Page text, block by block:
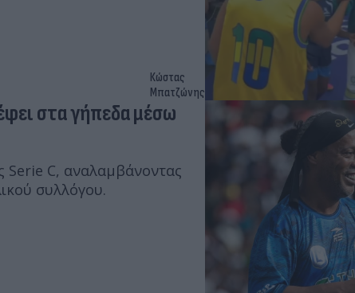
Κώστας
Μπατζώνης
στα γήπεδα μέσω
Serie C, αναλαμβάνοντας
συλλόγου.